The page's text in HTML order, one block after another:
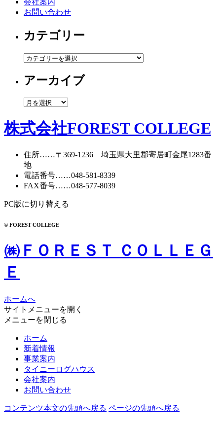
お問い合わせ
カテゴリー
カ
ゴ
ー
アーカイブ
ア
カ
イ
株式会社FOREST COLLEGE
住所……〒369-1236 埼玉県大里郡寄居町金尾1283番
地
電話番号……048-581-8339
FAX番号……048-577-8039
PC版に切り替える
© FOREST COLLEGE
㈱ＦＯＲＥＳＴ ＣＯＬＬＥＧ
Ｅ
ホームへ
サイトメニューを開く
メニューを閉じる
ホーム
新着情報
事業案内
タイニーログハウス
会社案内
お問い合わせ
コンテンツ本文の先頭へ戻る ページの先頭へ戻る